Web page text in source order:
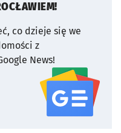
co dzieje się we
z
News!
serwisu